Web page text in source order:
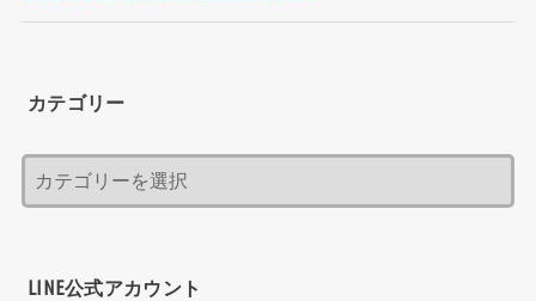
カテゴリー
LINE公式アカウント